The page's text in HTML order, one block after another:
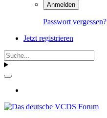
Anmelden
Passwort vergessen?
Jetzt registrieren